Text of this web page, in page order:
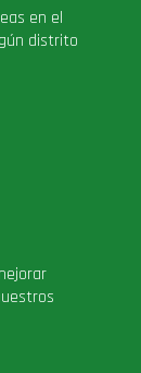
en el
distrito